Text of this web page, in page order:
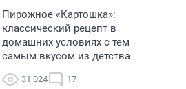
Пирожное «Картошка»:
классический рецепт в
домашних условиях с тем
самым вкусом из детства
31 024 17